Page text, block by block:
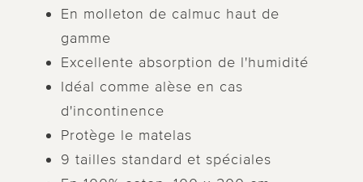
En molleton de calmuc haut de
gamme
Excellente absorption de l'humidité
Idéal comme alèse en cas
d'incontinence
Protège le matelas
9 tailles standard et spéciales